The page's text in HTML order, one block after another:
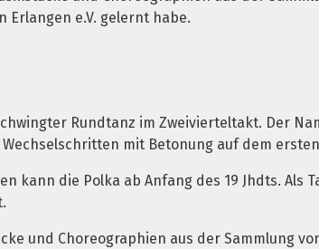
Erlangen e.V. gelernt habe.
Rundtanz im Zweivierteltakt. Der
mit Betonung auf dem
kann die Polka ab Anfang des 19 Jhdts.
und Choreographien aus der Sammlung